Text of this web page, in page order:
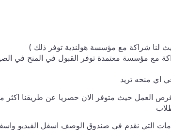
(حيث قناتنا لها شراكة مع مؤسسة معتمدة توفر القبول في المنح في
اي منحه تريد
العمل حيث متوفر الان حصريا عن طريقنا اكثر
التي نقدم في صندوق الوصف اسفل الفيديو